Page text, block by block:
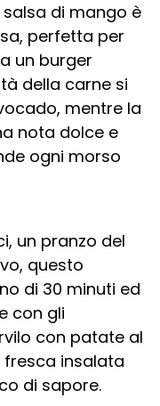
di mango è
perfetta per
un burger
della carne si
mentre la
nota dolce e
ogni morso
un pranzo del
questo
di 30 minuti ed
con gli
con patate al
insalata
di sapore.